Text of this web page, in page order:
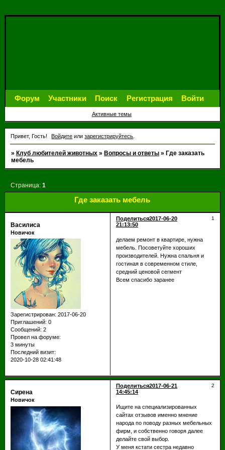
Форум Участники Поиск Регистрация Войти
Активные темы
Привет, Гость! Войдите илизарегистрируйтесь
»Клуб любителей животных »Вопросы и ответы »Где заказать
мебель
Где заказать мебель
Страница:1
Поделиться 1
2017-06-20
21:13:50
Василиса
Новичок
Зарегистрирован: 2017-06-20
Приглашений: 0
Сообщений: 2
Провел на форуме:
3 минуты
Последний визит:
2020-10-28 02:41:48
делаем ремонт в квартире, нужна
мебель. Посоветуйте хороших
производителей. Нужна спальня и
гостиная в современном стиле,
средний ценовой сегмент
Всем спасибо заранее
Поделиться 2
2017-06-21
14:45:14
Сирена
Новичок
Ищите на специализированных
сайтах отзывов именно мнение
народа по поводу разных мебельных
фирм, и собственно говоря далее
делайте свой выбор.
У меня кстати сестра недавно